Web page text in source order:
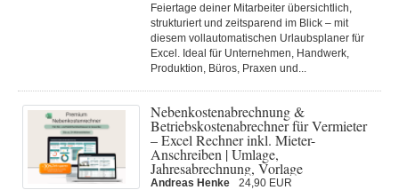
Feiertage deiner Mitarbeiter übersichtlich,
strukturiert und zeitsparend im Blick – mit
diesem vollautomatischen Urlaubsplaner für
Excel. Ideal für Unternehmen, Handwerk,
Produktion, Büros, Praxen und...
Nebenkostenabrechnung &
Betriebskostenabrechner für Vermieter
– Excel Rechner inkl. Mieter-
Anschreiben | Umlage,
Jahresabrechnung, Vorlage
Andreas Henke
24,90 EUR